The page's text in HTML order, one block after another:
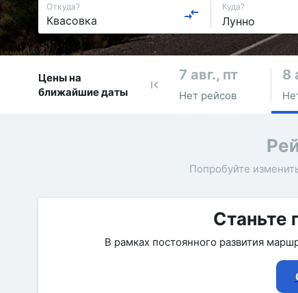
Откуда? Куда?
Цены на
ближайшие даты
7 авг., пт
Нет рейсов
8
Попробуйте
Станьте
В рамках постоянного развития